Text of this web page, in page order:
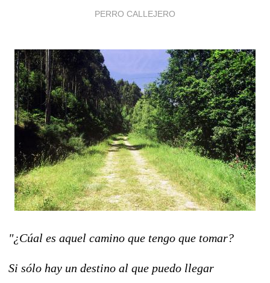
PERRO CALLEJERO
"¿Cúal es aquel camino que tengo que tomar?
Si sólo hay un destino al que puedo llegar